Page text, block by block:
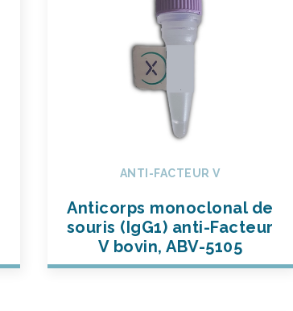
ANTI-FACTEUR V
Anticorps monoclonal de
souris (IgG1) anti-Facteur
V bovin, ABV-5105